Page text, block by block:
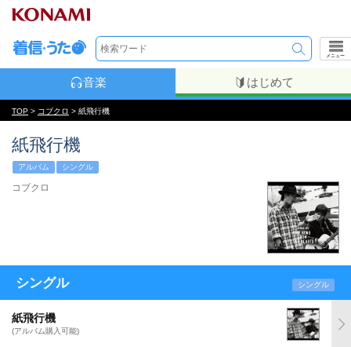
メニュー
音楽 はじめて
TOP > コブクロ > 紙飛行機
紙飛行機
アルバム シングル
コブクロ
シングル シングル
紙飛行機
(アルバム購入可能)